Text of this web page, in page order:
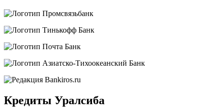
Кредиты Уралсиба